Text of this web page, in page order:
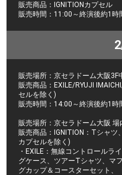
販売商品：IGNITIONカプセル
販売時間：11:00～終演後約1時
販売場所：京セラドーム大阪3F
販売商品：EXILE/RYUJI
セルを除く)
販売時間：14:00～終演後約1時
販売場所：京セラドーム大阪 場
販売商品：IGNITION：Tシャツ
カプセルを除く)
・EXILE：無線コントロールラ
グケース、ツアーTシャツ、マ
グカップ＆コースターセット、